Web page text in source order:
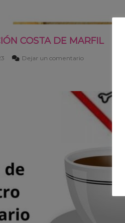
COSTA DE MARFIL
Dejar un comentario